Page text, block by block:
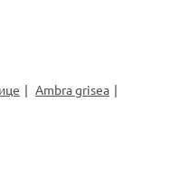
Ambra grisea